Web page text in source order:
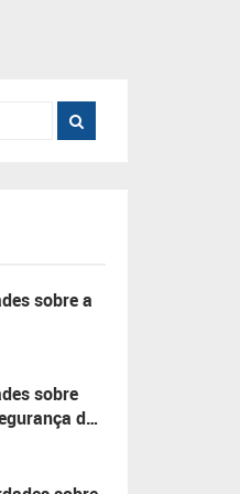
sobre a
sobre
do